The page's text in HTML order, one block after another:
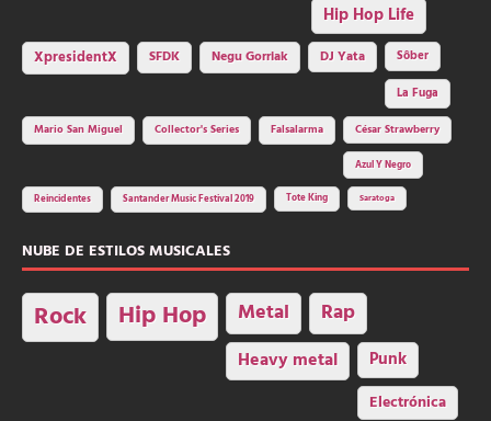
Hip Hop Life
XpresidentX SFDK Negu Gorriak DJ Yata
Sôber
La Fuga
Mario San Miguel
Collector's Series Falsalarma César Strawberry
Azul Y Negro
Reincidentes Santander Music Festival 2019 Tote King Saratoga
NUBE DE ESTILOS MUSICALES
Rock Hip Hop Metal Rap
Heavy metal Punk
Electrónica